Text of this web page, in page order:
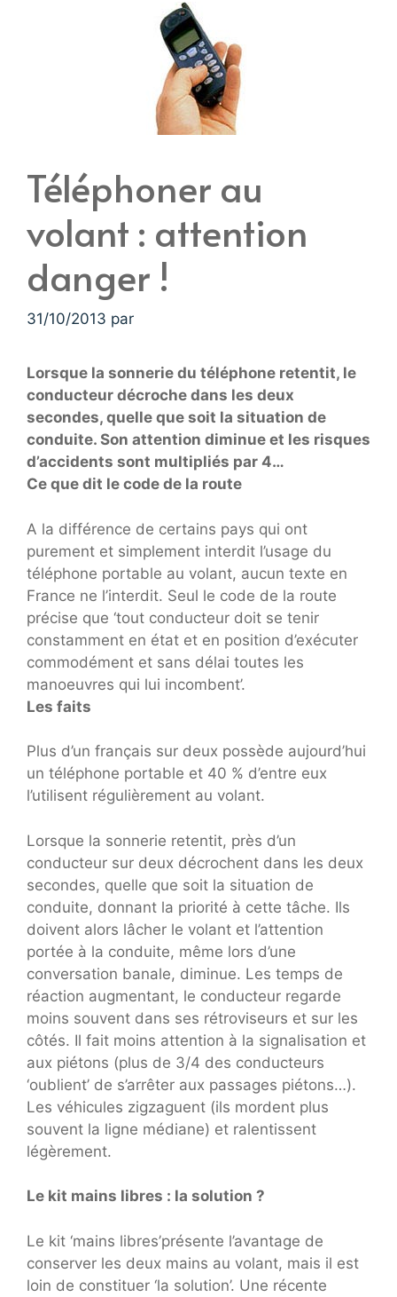
Téléphoner au
volant : attention
danger !
31/10/2013 par
Lorsque la sonnerie du téléphone retentit, le
conducteur décroche dans les deux
secondes, quelle que soit la situation de
conduite. Son attention diminue et les risques
d’accidents sont multipliés par 4…
Ce que dit le code de la route
A la différence de certains pays qui ont
purement et simplement interdit l’usage du
téléphone portable au volant, aucun texte en
France ne l’interdit. Seul le code de la route
précise que ‘tout conducteur doit se tenir
constamment en état et en position d’exécuter
commodément et sans délai toutes les
manoeuvres qui lui incombent’.
Les faits
Plus d’un français sur deux possède aujourd’hui
un téléphone portable et 40 % d’entre eux
l’utilisent régulièrement au volant.
Lorsque la sonnerie retentit, près d’un
conducteur sur deux décrochent dans les deux
secondes, quelle que soit la situation de
conduite, donnant la priorité à cette tâche. Ils
doivent alors lâcher le volant et l’attention
portée à la conduite, même lors d’une
conversation banale, diminue. Les temps de
réaction augmentant, le conducteur regarde
moins souvent dans ses rétroviseurs et sur les
côtés. Il fait moins attention à la signalisation et
aux piétons (plus de 3/4 des conducteurs
‘oublient’ de s’arrêter aux passages piétons…).
Les véhicules zigzaguent (ils mordent plus
souvent la ligne médiane) et ralentissent
légèrement.
Le kit mains libres : la solution ?
Le kit ‘mains libres’présente l’avantage de
conserver les deux mains au volant, mais il est
loin de constituer ‘la solution’. Une récente